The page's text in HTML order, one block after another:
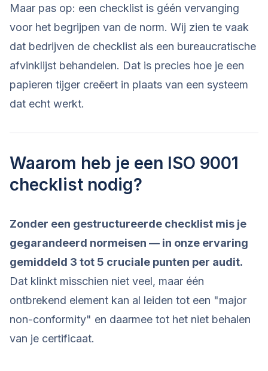
Maar pas op: een checklist is géén vervanging
voor het begrijpen van de norm. Wij zien te vaak
dat bedrijven de checklist als een bureaucratische
afvinklijst behandelen. Dat is precies hoe je een
papieren tijger creëert in plaats van een systeem
dat echt werkt.
Waarom heb je een ISO 9001
checklist nodig?
Zonder een gestructureerde checklist mis je
gegarandeerd normeisen — in onze ervaring
gemiddeld 3 tot 5 cruciale punten per audit.
Dat klinkt misschien niet veel, maar één
ontbrekend element kan al leiden tot een "major
non-conformity" en daarmee tot het niet behalen
van je certificaat.